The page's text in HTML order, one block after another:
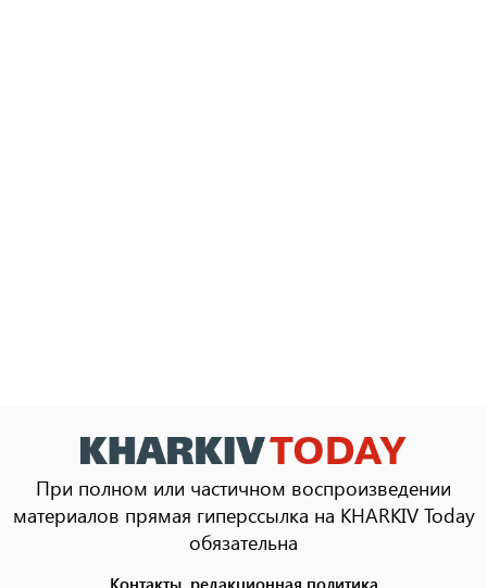
При полном или частичном воспроизведении
материалов прямая гиперссылка на KHARKIV Today
обязательна
Контакты, редакционная политика